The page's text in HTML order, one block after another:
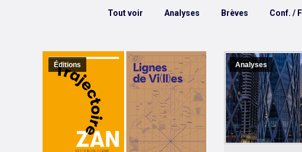
Tout voir Analyses Brèves Conf. /
Éditions Analyses